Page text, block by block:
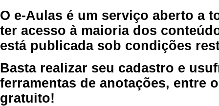
O e-Aulas é um serviço aberto a
ter acesso à maioria dos
está publicada sob condições
Basta realizar seu cadastro e
ferramentas de anotações, entre
gratuito!